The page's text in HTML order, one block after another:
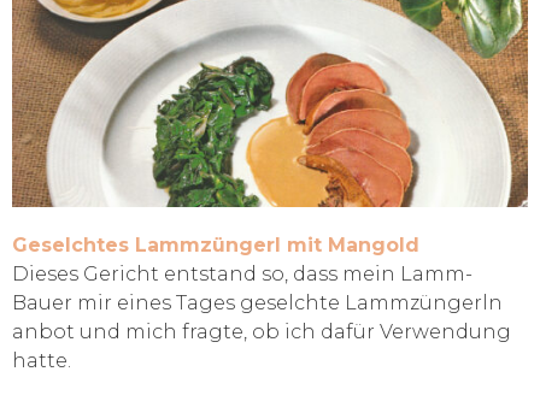
Geselchtes Lammzüngerl mit Mangold
Dieses Gericht entstand so, dass mein Lamm-
Bauer mir eines Tages geselchte Lammzüngerln
anbot und mich fragte, ob ich dafür Verwendung
hatte.